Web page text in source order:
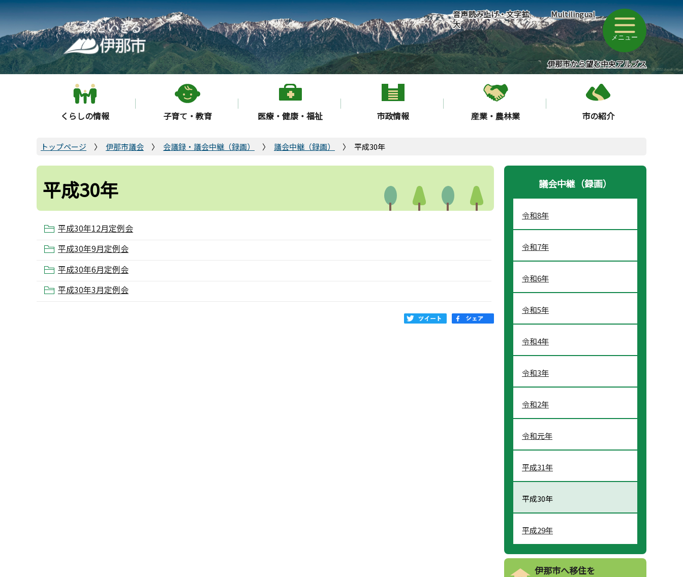
こ
の
ペ
ー
ジ
の
音声読み上げ・文字拡
大
Multilingual
メニュー
伊那市から望む中央アルプス
くらしの情報 子育て・教育 医療・健康・福祉 市政情報 産業・農林業 市の紹介
トップページ 伊那市議会 会議録・議会中継（録画） 議会中継（録画） 平成30年
平成30年
平成30年12月定例会
平成30年9月定例会
平成30年6月定例会
平成30年3月定例会
議会中継（録画）
令和8年
令和7年
令和6年
令和5年
令和4年
令和3年
令和2年
令和元年
平成31年
平成30年
平成29年
伊那市へ移住を